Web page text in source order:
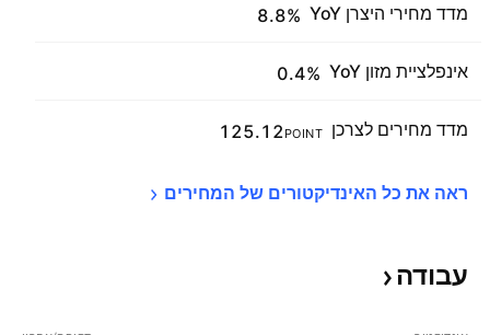
מדד מחירי היצרן YoY 8.8%
אינפלציית מזון YoY 0.4%
מדד מחירים לצרכן 125.12POINT
ראה את כל האינדיקטורים של המחירים
עבודה